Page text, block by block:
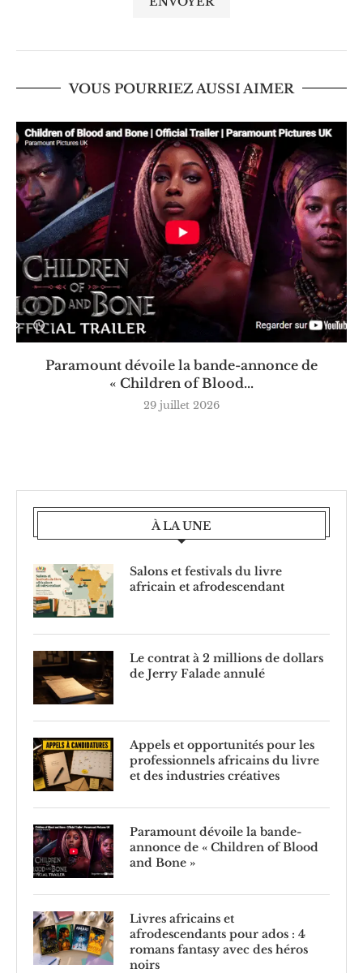
VOUS POURRIEZ AUSSI AIMER
Paramount dévoile la bande-annonce de
« Children of Blood...
29 juillet 2026
À LA UNE
Salons et festivals du livre
africain et afrodescendant
Le contrat à 2 millions de dollars
de Jerry Falade annulé
Appels et opportunités pour les
professionnels africains du livre
et des industries créatives
Paramount dévoile la bande-
annonce de « Children of Blood
and Bone »
Livres africains et
afrodescendants pour ados : 4
romans fantasy avec des héros
noirs